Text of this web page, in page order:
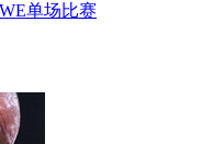
单场比赛